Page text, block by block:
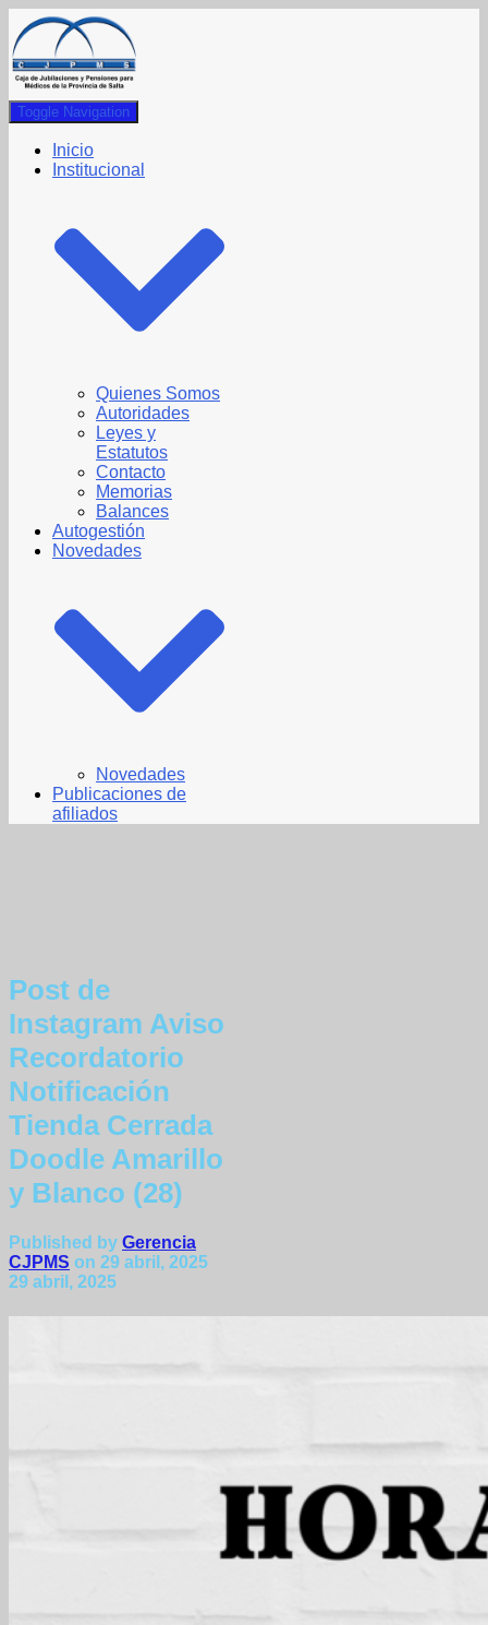
Toggle Navigation
Inicio
Institucional
Quienes Somos
Autoridades
Leyes y
Estatutos
Contacto
Memorias
Balances
Autogestión
Novedades
Novedades
Publicaciones de
afiliados
Post de
Instagram Aviso
Recordatorio
Notificación
Tienda Cerrada
Doodle Amarillo
y Blanco (28)
Published by Gerencia
CJPMS on 29 abril, 2025
29 abril, 2025